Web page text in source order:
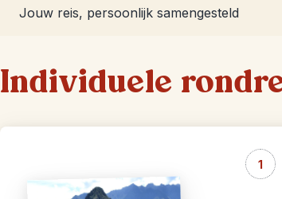
Jouw reis, persoonlijk samengesteld
Individuele
1